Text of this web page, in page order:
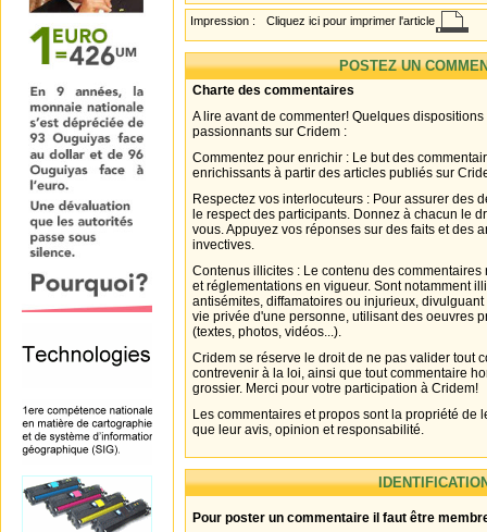
Impression : Cliquez ici pour imprimer l'article
POSTEZ UN
Charte des commentaires
A lire avant de commenter! Quelques
passionnants sur Cridem :
Commentez pour enrichir : Le but des
enrichissants à partir des articles publiés sur
Respectez vos interlocuteurs : Pour assurer des
le respect des participants. Donnez à chacun le
vous. Appuyez vos réponses sur des faits et des
invectives.
Contenus illicites : Le contenu des
et réglementations en vigueur. Sont notamment
antisémites, diffamatoires ou injurieux,
vie privée d'une personne, utilisant des oeuvres
(textes, photos, vidéos...).
Cridem se réserve le droit de ne pas valider tout
contrevenir à la loi, ainsi que tout commentaire
grossier. Merci pour votre participation à Cridem!
Les commentaires et propos sont la propriété de
que leur avis, opinion et responsabilité.
Pour poster un commentaire il faut être